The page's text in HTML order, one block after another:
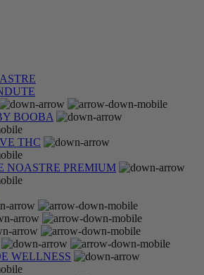
BOOBA
THC
NOASTRE PREMIUM
WELLNESS